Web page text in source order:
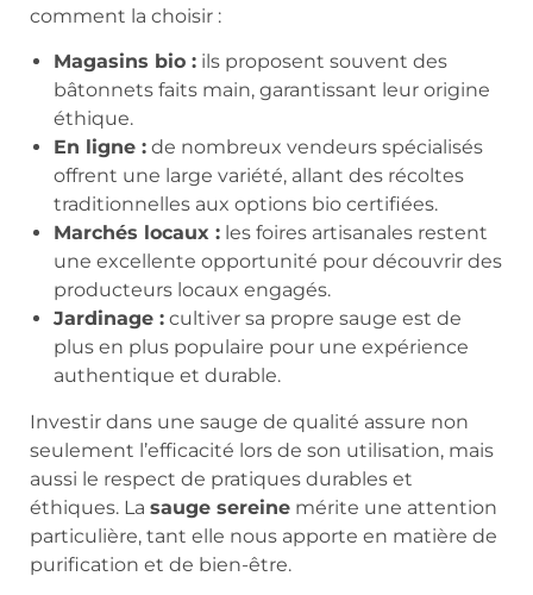
comment la choisir :
Magasins bio : ils proposent souvent des
bâtonnets faits main, garantissant leur origine
éthique.
En ligne : de nombreux vendeurs spécialisés
offrent une large variété, allant des récoltes
traditionnelles aux options bio certifiées.
Marchés locaux : les foires artisanales restent
une excellente opportunité pour découvrir des
producteurs locaux engagés.
Jardinage : cultiver sa propre sauge est de
plus en plus populaire pour une expérience
authentique et durable.
Investir dans une sauge de qualité assure non
seulement l’efficacité lors de son utilisation, mais
aussi le respect de pratiques durables et
éthiques. La sauge sereine mérite une attention
particulière, tant elle nous apporte en matière de
purification et de bien-être.